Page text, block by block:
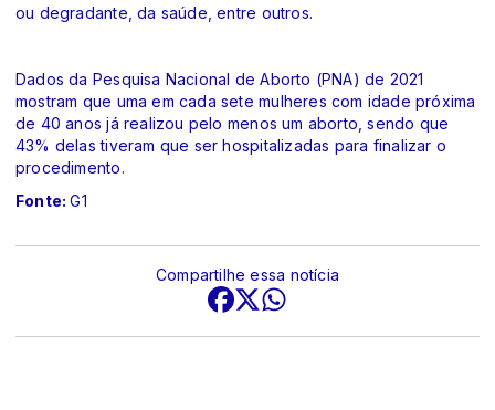
ou degradante, da saúde, entre outros.
Dados da Pesquisa Nacional de Aborto (PNA) de 2021
mostram que uma em cada sete mulheres com idade próxima
de 40 anos já realizou pelo menos um aborto, sendo que
43% delas tiveram que ser hospitalizadas para finalizar o
procedimento.
Fonte:G1
Compartilhe essa notícia